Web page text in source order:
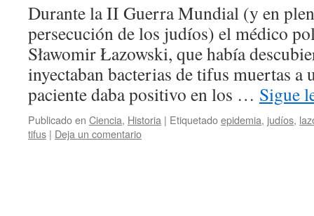
Durante la II Guerra Mundial (y en
persecución de los judíos) el médico
Sławomir Łazowski, que había
inyectaban bacterias de tifus muertas a
paciente daba positivo en los … Sigue
Publicado en Ciencia, Historia | Etiquetadoepidemia, judíos,
tifus | Deja un comentario